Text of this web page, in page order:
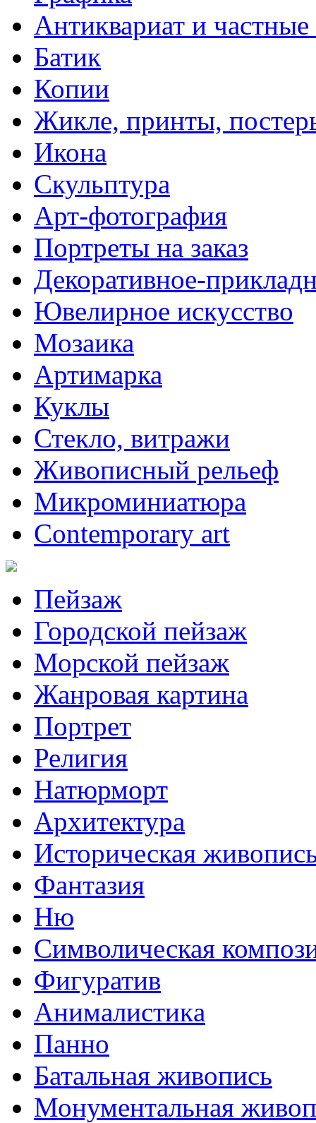
Антиквариат и
Батик
Копии
Жикле, принты,
Икона
Скульптура
Арт-фотография
Портреты на заказ
Декоративное-
Ювелирное искусство
Мозаика
Артимарка
Куклы
Стекло, витражи
Живописный рельеф
Микроминиатюра
Contemporary art
Пейзаж
Городской пейзаж
Морской пейзаж
Жанровая картина
Портрет
Религия
Натюрморт
Архитектура
Историческая
Фантазия
Ню
Символическая
Фигуратив
Анималистикa
Панно
Батальная живопись
Монументальная